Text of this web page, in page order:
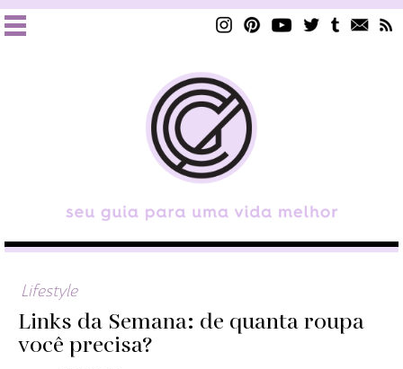
Lifestyle
Links da Semana: de quanta roupa
você precisa?